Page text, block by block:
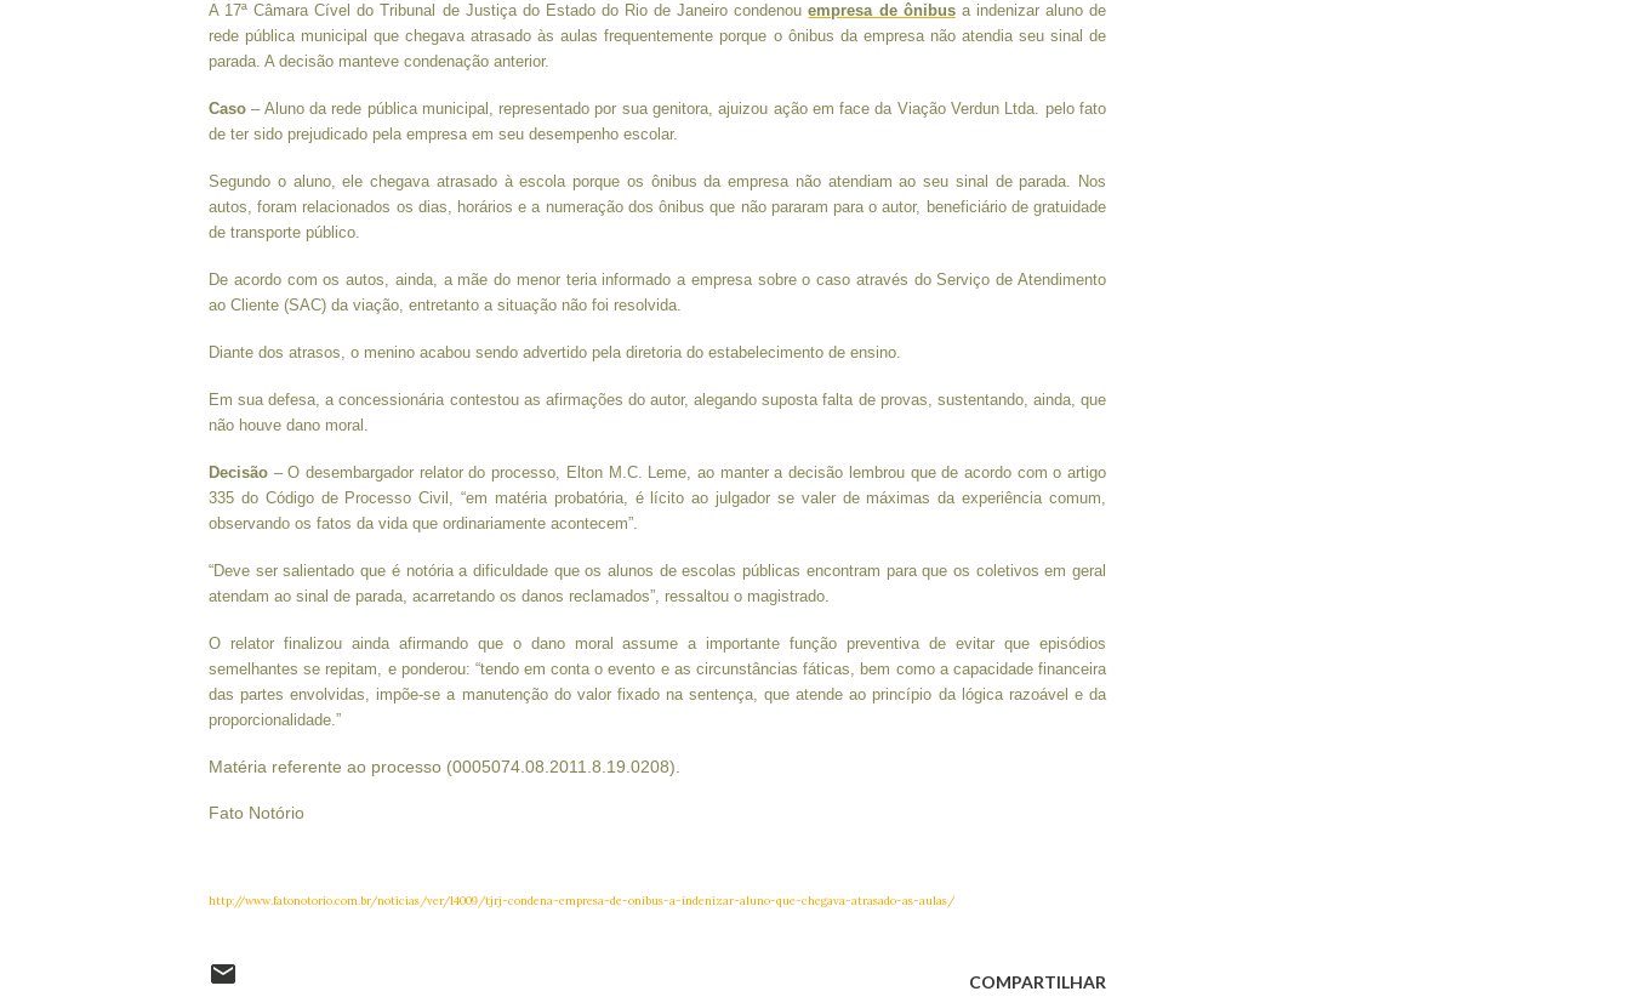
A 17ª Câmara Cível do Tribunal de Justiça do Estado do Rio de Janeiro condenouempresa de ônibusa indenizar aluno de
rede pública municipal que chegava atrasado às aulas frequentemente porque o ônibus da empresa não atendia seu sinal de
parada. A decisão manteve condenação anterior.
Caso – Aluno da rede pública municipal, representado por sua genitora, ajuizou ação em face da Viação Verdun Ltda. pelo fato
de ter sido prejudicado pela empresa em seu desempenho escolar.
Segundo o aluno, ele chegava atrasado à escola porque os ônibus da empresa não atendiam ao seu sinal de parada. Nos
autos, foram relacionados os dias, horários e a numeração dos ônibus que não pararam para o autor, beneficiário de gratuidade
de transporte público.
De acordo com os autos, ainda, a mãe do menor teria informado a empresa sobre o caso através do Serviço de Atendimento
ao Cliente (SAC) da viação, entretanto a situação não foi resolvida.
Diante dos atrasos, o menino acabou sendo advertido pela diretoria do estabelecimento de ensino.
Em sua defesa, a concessionária contestou as afirmações do autor, alegando suposta falta de provas, sustentando, ainda, que
não houve dano moral.
Decisão – O desembargador relator do processo, Elton M.C. Leme, ao manter a decisão lembrou que de acordo com o artigo
335 do Código de Processo Civil, “em matéria probatória, é lícito ao julgador se valer de máximas da experiência comum,
observando os fatos da vida que ordinariamente acontecem”.
“Deve ser salientado que é notória a dificuldade que os alunos de escolas públicas encontram para que os coletivos em geral
atendam ao sinal de parada, acarretando os danos reclamados”, ressaltou o magistrado.
O relator finalizou ainda afirmando que o dano moral assume a importante função preventiva de evitar que episódios
semelhantes se repitam, e ponderou: “tendo em conta o evento e as circunstâncias fáticas, bem como a capacidade financeira
das partes envolvidas, impõe-se a manutenção do valor fixado na sentença, que atende ao princípio da lógica razoável e da
proporcionalidade.”
Matéria referente ao processo (0005074.08.2011.8.19.0208).
Fato Notório
http://www.fatonotorio.com.br/noticias/ver/14009/tjrj-condena-empresa-de-onibus-a-indenizar-aluno-que-chegava-atrasado-as-aulas/
COMPARTILHAR